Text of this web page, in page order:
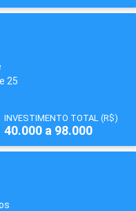
25
INVESTIMENTO TOTAL (R$)
40.000 a 98.000